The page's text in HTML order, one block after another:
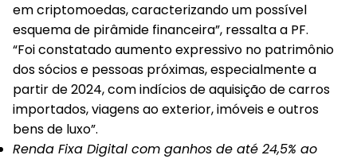
em criptomoedas, caracterizando um possível
esquema de pirâmide financeira”, ressalta a PF.
“Foi constatado aumento expressivo no patrimônio
dos sócios e pessoas próximas, especialmente a
partir de 2024, com indícios de aquisição de carros
importados, viagens ao exterior, imóveis e outros
bens de luxo”.
Renda Fixa Digital com ganhos de até 24,5% ao